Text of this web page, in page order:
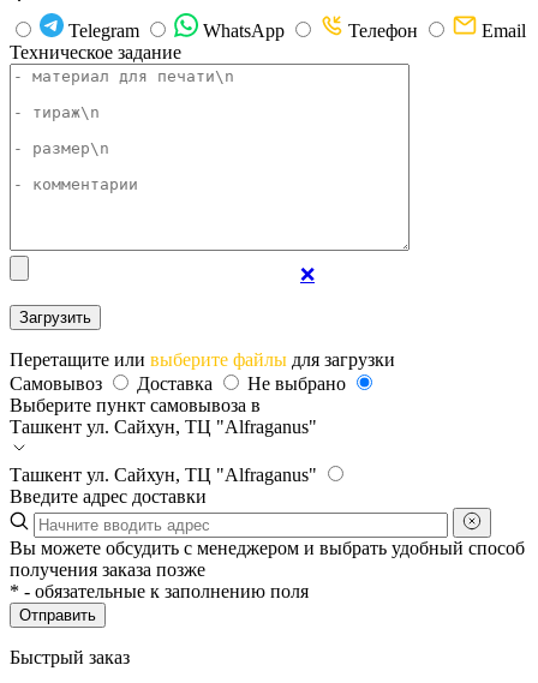
Telegram WhatsApp Телефон
Email
Техническое задание
❌
Перетащите или выберите файлы для загрузки
Самовывоз
Доставка
Не выбрано
Выберите пункт самовывоза в
Ташкент ул. Сайхун, ТЦ "Alfraganus"
Ташкент ул. Сайхун, ТЦ "Alfraganus"
Введите адрес доставки
Вы можете обсудить с менеджером и выбрать удобный способ
получения заказа позже
* - обязательные к заполнению поля
Отправить
Быстрый заказ